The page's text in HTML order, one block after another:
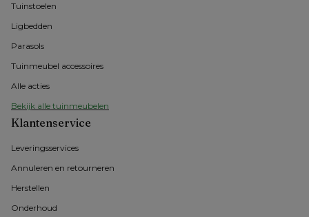
Tuinstoelen
Ligbedden
Parasols
Tuinmeubel accessoires
Alle acties
Bekijk alle tuinmeubelen
Klantenservice
Leveringsservices
Annuleren en retourneren
Herstellen
Onderhoud